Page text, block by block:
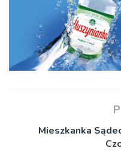
Mieszkanka